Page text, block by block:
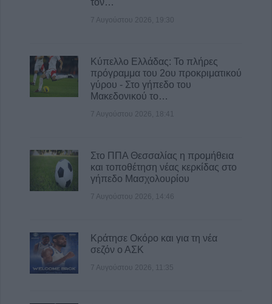
ένας μοναδικός χώρος αναψυχής στο
υψηλότερο χωριό της Θεσσαλίας, το Στεφάνι
8 Αυγούστου 2026, 10:34
τον…
7 Αυγούστου 2026, 19:30
Κύπελλο Ελλάδας: Το πλήρες
πρόγραμμα του 2ου προκριματικού
γύρου - Στο γήπεδο του
Μακεδονικού το…
7 Αυγούστου 2026, 18:41
Στο ΠΠΑ Θεσσαλίας η προμήθεια
και τοποθέτηση νέας κερκίδας στο
γήπεδο Μασχολουρίου
7 Αυγούστου 2026, 14:46
Κράτησε Οκόρο και για τη νέα
σεζόν ο ΑΣΚ
7 Αυγούστου 2026, 11:35